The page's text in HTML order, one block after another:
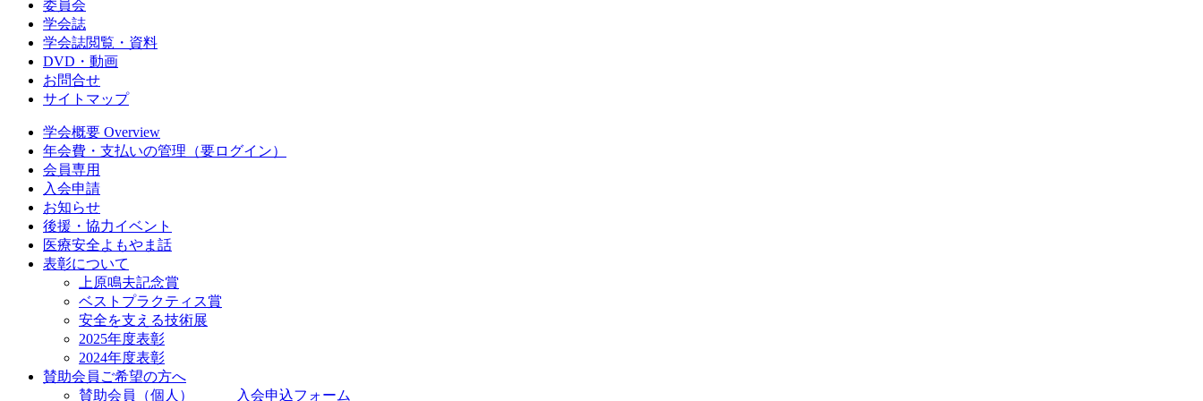
委員会
学会誌
学会誌閲覧・資料
DVD・動画
お問合せ
サイトマップ
学会概要 Overview
年会費・支払いの管理（要ログイン）
会員専用
入会申請
お知らせ
後援・協力イベント
医療安全よもやま話
表彰について
上原鳴夫記念賞
ベストプラクティス賞
安全を支える技術展
2025年度表彰
2024年度表彰
賛助会員ご希望の方へ
賛助会員（個人） 入会申込フォーム